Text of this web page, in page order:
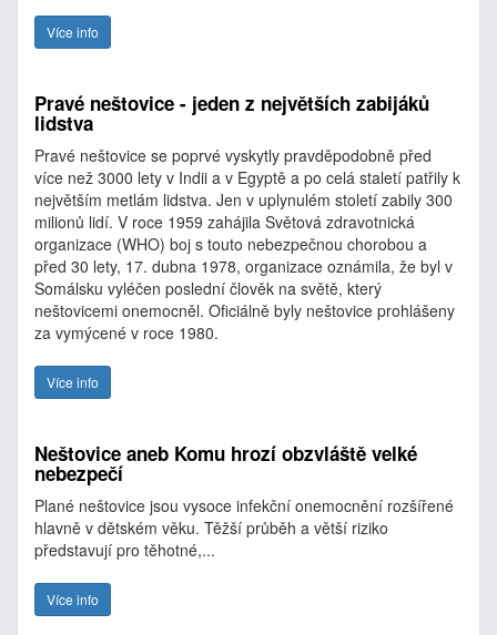
Více info
Pravé neštovice - jeden z největších zabijáků
lidstva
Pravé neštovice se poprvé vyskytly pravděpodobně před
více než 3000 lety v Indii a v Egyptě a po celá staletí patřily k
největším metlám lidstva. Jen v uplynulém století zabily 300
milionů lidí. V roce 1959 zahájila Světová zdravotnická
organizace (WHO) boj s touto nebezpečnou chorobou a
před 30 lety, 17. dubna 1978, organizace oznámila, že byl v
Somálsku vyléčen poslední člověk na světě, který
neštovicemi onemocněl. Oficiálně byly neštovice prohlášeny
za vymýcené v roce 1980.
Více info
Neštovice aneb Komu hrozí obzvláště velké
nebezpečí
Plané neštovice jsou vysoce infekční onemocnění rozšířené
hlavně v dětském věku. Těžší průběh a větší riziko
představují pro těhotné,...
Více info